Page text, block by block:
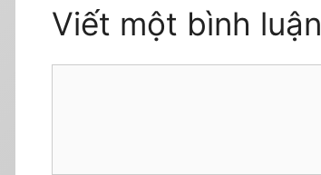
Viết một bình luận